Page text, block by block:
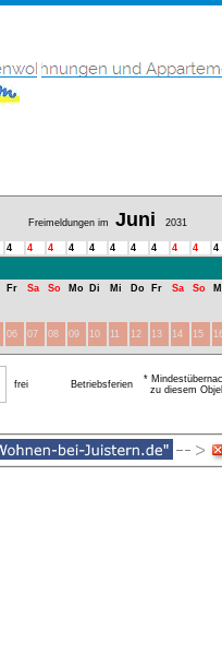
Freimeldungen im Juni 2031
4 4 4 4 4 4 4 4 4 4 4
Fr Sa So Mo Di Mi Do Fr Sa So
06 07 08 09 10 11 12 13 14 15
frei Betriebsferien
*
zu diesem